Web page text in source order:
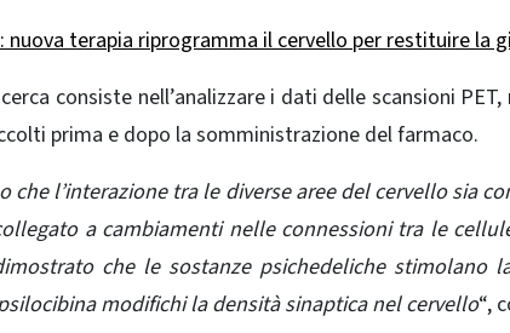
nuova terapia riprogramma il cervello per restituire la
consiste nell’analizzare i dati delle scansioni
prima e dopo la somministrazione del farmaco.
che l’interazione tra le diverse aree del cervello sia
a cambiamenti nelle connessioni tra le
che le sostanze psichedeliche stimolano
modifichi la densità sinaptica nel cervello“,